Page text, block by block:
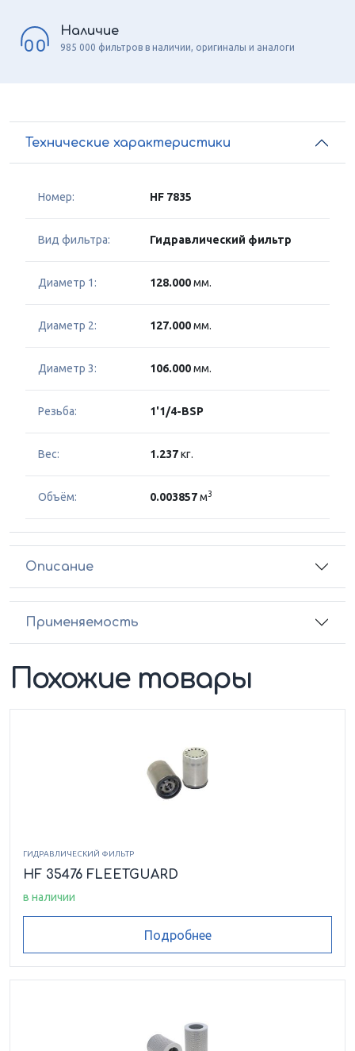
Наличие
985 000 фильтров в наличии, оригиналы и аналоги
Технические характеристики
Номер: HF 7835
Вид фильтра: Гидравлический фильтр
Диаметр 1: 128.000мм.
Диаметр 2: 127.000мм.
Диаметр 3: 106.000мм.
Резьба: 1'1/4-BSP
Вес: 1.237кг.
Объём: 0.003857м3
Описание
Применяемость
Похожие товары
ГИДРАВЛИЧЕСКИЙ ФИЛЬТР
HF 35476 FLEETGUARD
в наличии
Подробнее